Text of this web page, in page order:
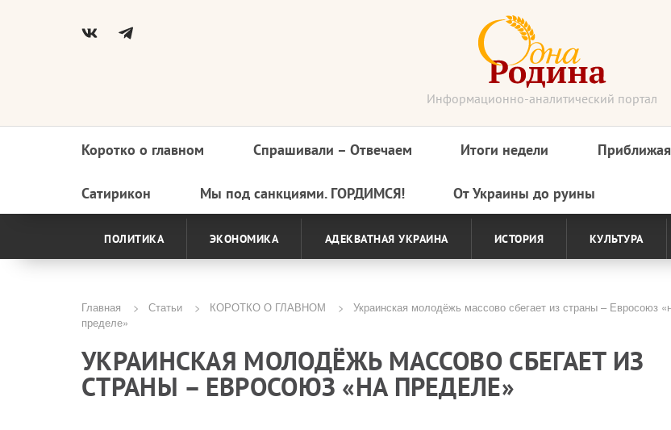
Информационно-аналитический портал
Основная
навигация
Коротко о главном Спрашивали – Отвечаем Итоги недели
Сатирикон Мы под санкциями. ГОРДИМСЯ! От Украины до руины
ПОЛИТИКА ЭКОНОМИКА АДЕКВАТНАЯ УКРАИНА ИСТОРИЯ КУЛЬТУРА
Строка
навигации
Главная Статьи КОРОТКО О ГЛАВНОМ
Украинская молодёжь массово сбегает из страны – Евросоюз
пределе»
УКРАИНСКАЯ МОЛОДЁЖЬ МАССОВО СБЕГАЕТ ИЗ
СТРАНЫ – ЕВРОСОЮЗ «НА ПРЕДЕЛЕ»